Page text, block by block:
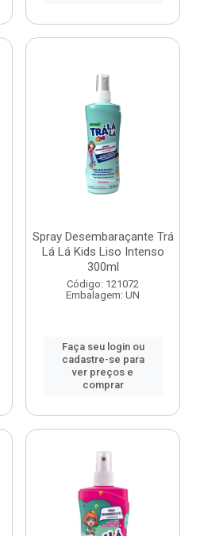
Spray Desembaraçante Trá
Lá Lá Kids Liso Intenso
300ml
Código: 121072
Embalagem: UN
Faça seu login ou
cadastre-se para
ver preços e
comprar